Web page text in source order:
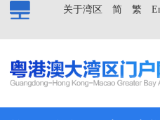
繁
简
关于湾区